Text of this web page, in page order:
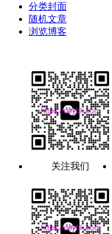
分类封面
随机文章
浏览博客
关注我们